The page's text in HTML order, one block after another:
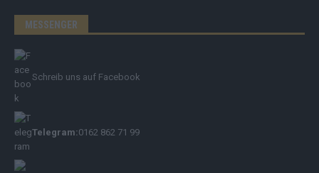
MESSENGER
Schreib uns auf Facebook
Telegram:0162 862 71 99